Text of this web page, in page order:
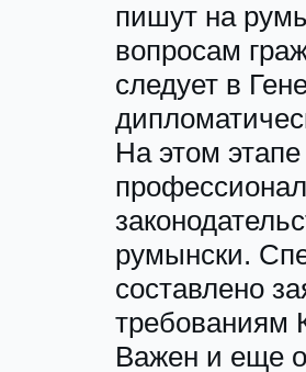
пишут на
вопросам
следует в
На этом
румынски.
составлено
требованиям
Важен и еще